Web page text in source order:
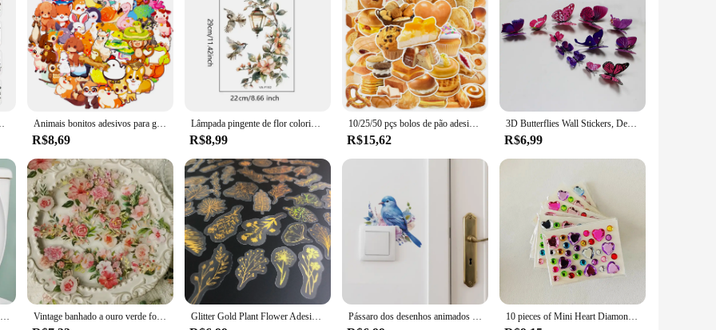
they are also an eco-friendly option. Unlike disposable alternatives, these reusable adhesives can be washed and reused, reducing
nature makes them an attractive choice for both personal use and for vendors and suppliers looking to offer an affordable solution to
your skincare routine or a business looking to expand your product offerings, these adhesives are an excellent choice.
Adesivo Envelope, Presentes do Miúdo, 500pcs Animais bonitos adesivos para garrafas de água, Adesivos animais estéticos para laptop, 50pcs
R$8,69
Lâmpada pingente de flor colorida, Adesivo de parede para quarto, Sala de estar, Decoração Home Background, Auto-adesivo, 29x22cm
R$8,99
10/25/50 pçs bolos de pão adesivos alimentos para diy festa decoração papelaria mala garrafa de água telefone portátil mala scrapbooking
R$15,62
3D Butterflies Wall Stickers, Decoração DIY, Sala Arte, Casa, 12 Pcs
R$6,99
Adesivos borboleta flor para banheiro, Adesivo higiênico impermeável, Simples e elegante, estilo chinês, 1pc Vintage banhado a ouro verde folha flor notebook adesivos, Scrapbook decoração, 40 folhas por pacote Glitter Gold Plant Flower Adesivos, decalques decorativos transparentes à prova d'água, Etiqueta adesiva PET, 80 pcs Pássaro dos desenhos animados olhando plantas verdes e flores com adesivos, interruptor decorativo adesivos, fundo de embelezamento casa, W, 1pc 10 pieces of Mini Heart Diamond sticker Plum Blossom Star color acrylic flower sticker make-up eye patch children